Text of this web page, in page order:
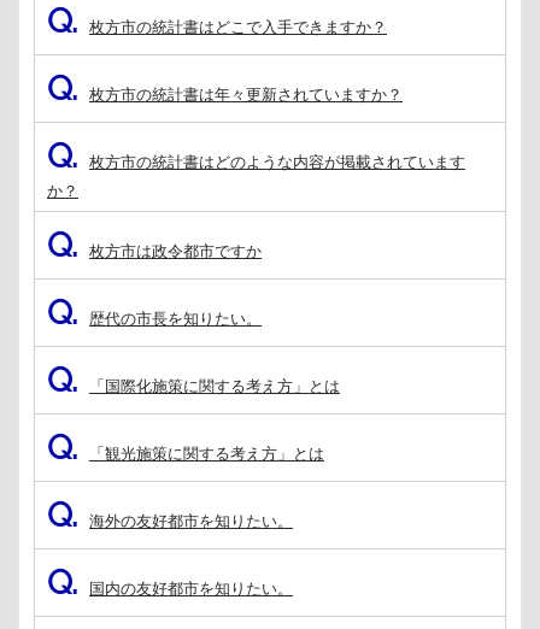
Q. 枚方市の統計書はどこで入手できますか？
Q. 枚方市の統計書は年々更新されていますか？
Q. 枚方市の統計書はどのような内容が掲載されています
か？
Q. 枚方市は政令都市ですか
Q. 歴代の市長を知りたい。
Q. 「国際化施策に関する考え方」とは
Q. 「観光施策に関する考え方」とは
Q. 海外の友好都市を知りたい。
Q. 国内の友好都市を知りたい。